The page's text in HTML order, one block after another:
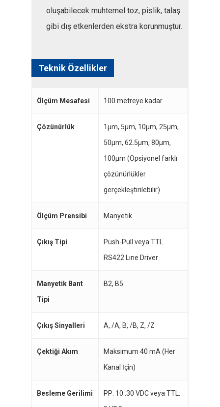
oluşabilecek muhtemel toz, pislik, talaş
gibi dış etkenlerden ekstra korunmuştur.
Teknik Özellikler
Ölçüm Mesafesi 100 metreye kadar
Çözünürlük
1µm, 5µm, 10µm, 25µm,
50µm, 62.5µm, 80µm,
100µm (Opsiyonel farklı
çözünürlükler
gerçekleştirilebilir)
Ölçüm Prensibi Manyetik
Çıkış Tipi
Push-Pull veya TTL
RS422 Line Driver
Manyetik Bant
Tipi
B2, B5
Çıkış Sinyalleri A, /A, B, /B, Z, /Z
Çektiği Akım
Maksimum 40 mA (Her
Kanal İçin)
Besleme Gerilimi
PP: 10..30 VDC veya TTL: